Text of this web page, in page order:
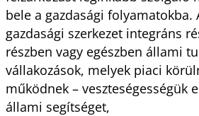
bele a gazdasági folyamatokba.
gazdasági szerkezet integráns
részben vagy egészben állami
vállakozások, melyek piaci
működnek – veszteségességük
állami segítséget,